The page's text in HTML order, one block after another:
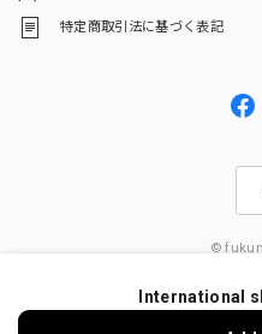
特定商取引法に基づく表記
©
International